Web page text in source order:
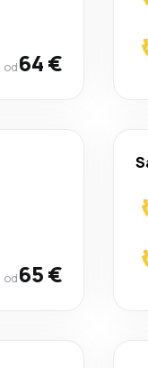
od64 €
od65 €